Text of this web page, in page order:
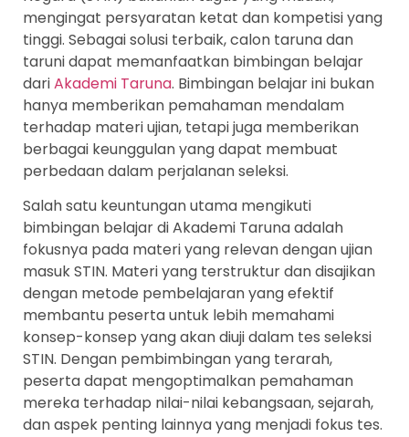
mengingat persyaratan ketat dan kompetisi yang
tinggi. Sebagai solusi terbaik, calon taruna dan
taruni dapat memanfaatkan bimbingan belajar
dariAkademi Taruna. Bimbingan belajar ini bukan
hanya memberikan pemahaman mendalam
terhadap materi ujian, tetapi juga memberikan
berbagai keunggulan yang dapat membuat
perbedaan dalam perjalanan seleksi.
Salah satu keuntungan utama mengikuti
bimbingan belajar di Akademi Taruna adalah
fokusnya pada materi yang relevan dengan ujian
masuk STIN. Materi yang terstruktur dan disajikan
dengan metode pembelajaran yang efektif
membantu peserta untuk lebih memahami
konsep-konsep yang akan diuji dalam tes seleksi
STIN. Dengan pembimbingan yang terarah,
peserta dapat mengoptimalkan pemahaman
mereka terhadap nilai-nilai kebangsaan, sejarah,
dan aspek penting lainnya yang menjadi fokus tes.